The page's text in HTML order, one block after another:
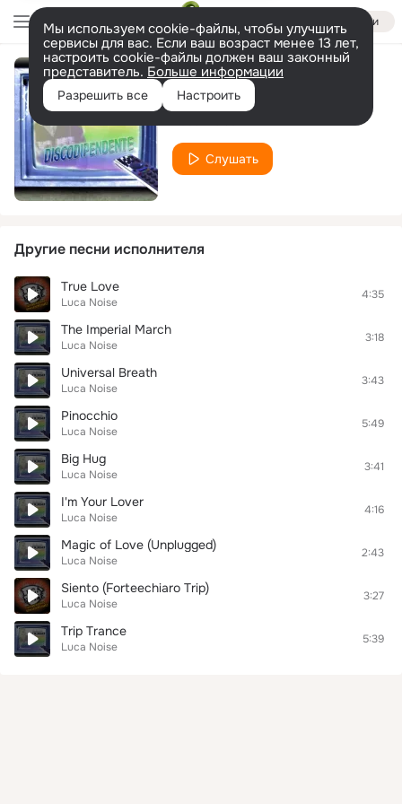
Войти
Мы используем cookie-файлы, чтобы улучшить
сервисы для вас. Если ваш возраст менее 13 лет,
настроить cookie-файлы должен ваш законный
представитель. Больше информации
Разрешить все Настроить
Losing My Religion
Слушать
Другие песни исполнителя
True Love
Luca Noise
4:35
The Imperial March
Luca Noise
3:18
Universal Breath
Luca Noise
3:43
Pinocchio
Luca Noise
5:49
Big Hug
Luca Noise
3:41
I'm Your Lover
Luca Noise
4:16
Magic of Love (Unplugged)
Luca Noise
2:43
Siento (Forteechiaro Trip)
Luca Noise
3:27
Trip Trance
Luca Noise
5:39